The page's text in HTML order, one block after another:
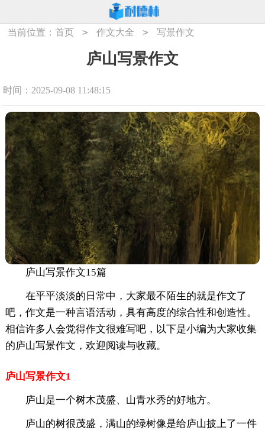
当前位置：首页 > 作文大全 > 写景作文
庐山写景作文
时间：2025-09-08 11:48:15
庐山写景作文15篇
在平平淡淡的日常中，大家最不陌生的就是作文了
吧，作文是一种言语活动，具有高度的综合性和创造性。
相信许多人会觉得作文很难写吧，以下是小编为大家收集
的庐山写景作文，欢迎阅读与收藏。
庐山写景作文1
庐山是一个树木茂盛、山青水秀的好地方。
庐山的树很茂盛，满山的绿树像是给庐山披上了一件